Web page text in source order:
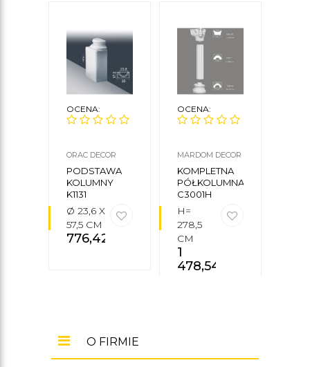
OCENA:
ORAC DECOR
PODSTAWA
KOLUMNY
K1131
Ø 23,6 X
57,5 CM
776,42
OCENA:
MARDOM DECOR
KOMPLETNA
PÓŁKOLUMNA
C3001H
H=
278,5
CM
1
478,54
O FIRMIE